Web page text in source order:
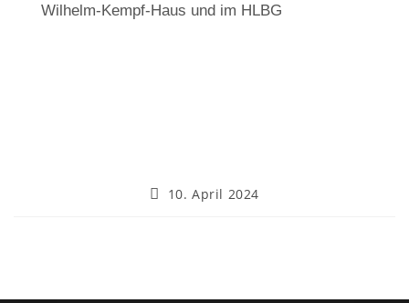
Wilhelm-Kempf-Haus und im HLBG
10. April 2024